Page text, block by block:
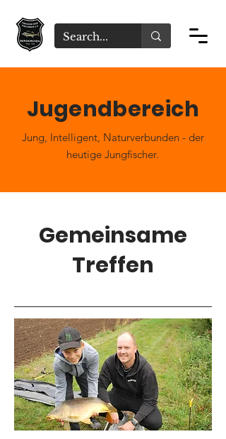
Jugendbereich
Jung, Intelligent, Naturverbunden - der
heutige Jungfischer.
Gemeinsame
Treffen